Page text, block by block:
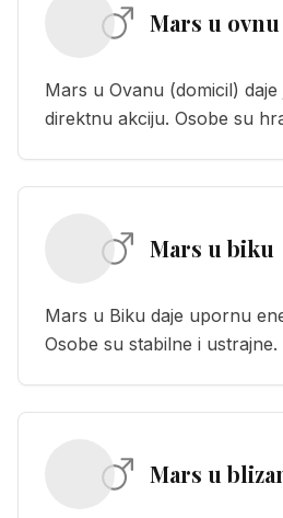
Mars u ovnu
Mars u Ovanu (domicil) daje
direktnu akciju. Osobe su
Mars u biku
Mars u Biku daje upornu
Osobe su stabilne i ustrajne.
Mars u